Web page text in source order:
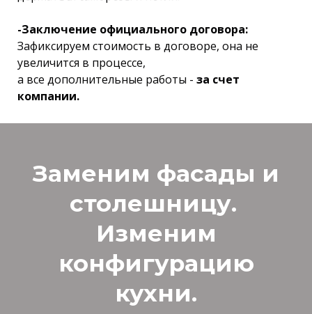
-Заключение официального договора:
Зафиксируем стоимость в договоре, она не
увеличится в процессе,
а все дополнительные работы - за счет
компании.
Заменим фасады и
столешницу.
Изменим
конфигурацию
кухни.